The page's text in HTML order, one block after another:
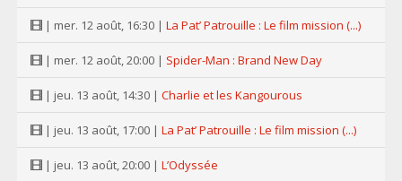
| mer. 12 août, 16:30 | La Pat’ Patrouille : Le film mission (...)
| mer. 12 août, 20:00 | Spider-Man : Brand New Day
| jeu. 13 août, 14:30 | Charlie et les Kangourous
| jeu. 13 août, 17:00 | La Pat’ Patrouille : Le film mission (...)
| jeu. 13 août, 20:00 | L’Odyssée